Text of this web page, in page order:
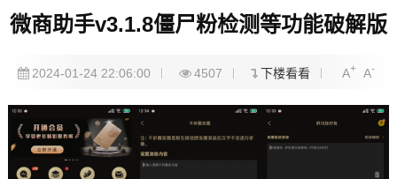
微商助手v3.1.8僵尸粉检测等功能破解版
2024-01-24 22:06:00 4507 下楼看看 A+ A-